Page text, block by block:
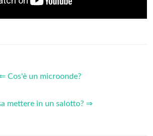
Cos'è un microonde?
mettere in un salotto? ⇒